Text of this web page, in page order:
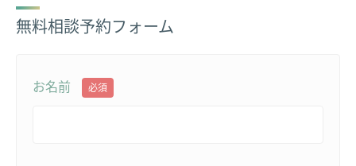
無料相談予約フォーム
お名前 必須